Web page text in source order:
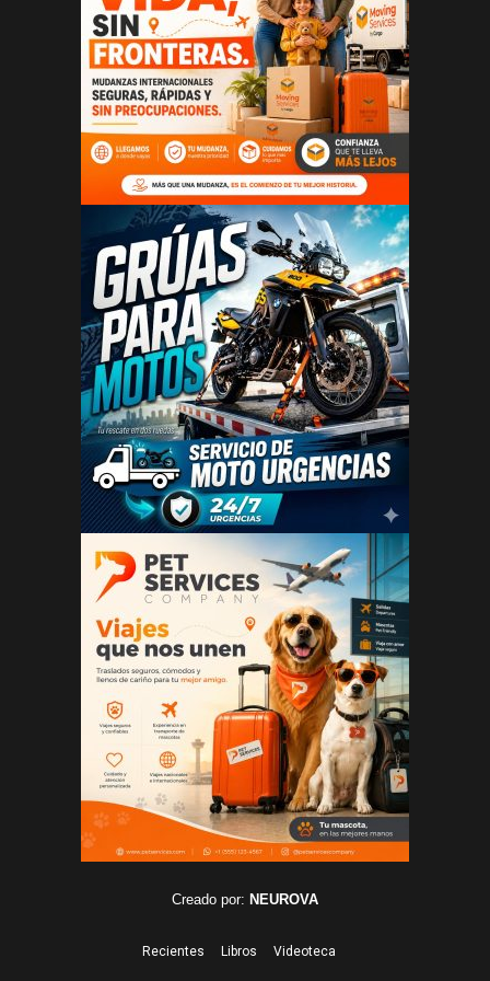
Creado por: NEUROVA
Recientes Libros Videoteca